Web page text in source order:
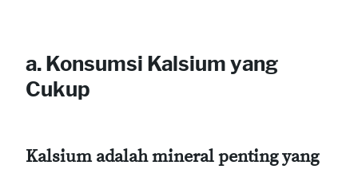
a. Konsumsi Kalsium yang
Cukup
Kalsium adalah mineral penting yang